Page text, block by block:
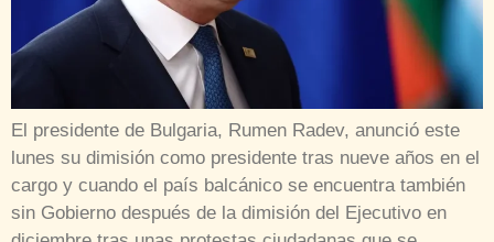
El presidente de Bulgaria, Rumen Radev, anunció este
lunes su dimisión como presidente tras nueve años en el
cargo y cuando el país balcánico se encuentra también
sin Gobierno después de la dimisión del Ejecutivo en